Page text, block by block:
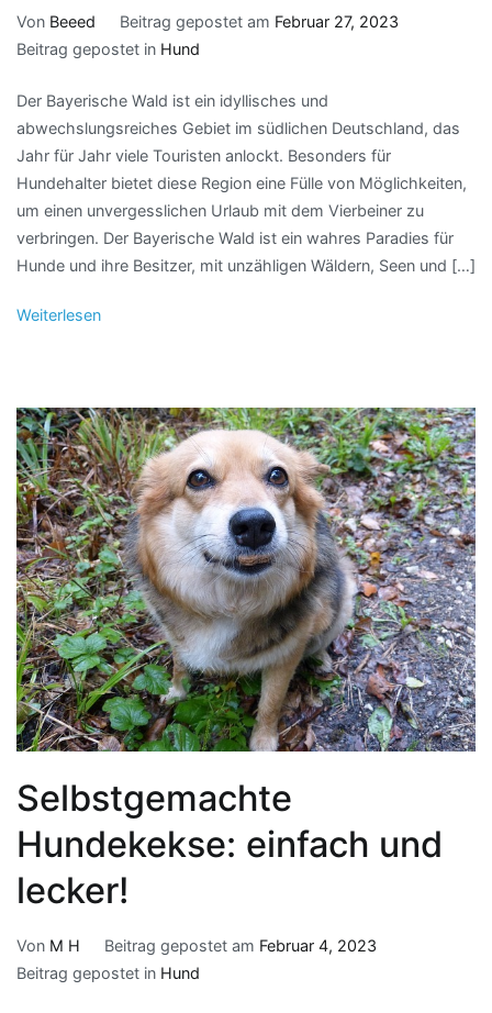
Von Beeed Beitrag gepostet am Februar 27, 2023
Beitrag gepostet in Hund
Der Bayerische Wald ist ein idyllisches und
abwechslungsreiches Gebiet im südlichen Deutschland, das
Jahr für Jahr viele Touristen anlockt. Besonders für
Hundehalter bietet diese Region eine Fülle von Möglichkeiten,
um einen unvergesslichen Urlaub mit dem Vierbeiner zu
verbringen. Der Bayerische Wald ist ein wahres Paradies für
Hunde und ihre Besitzer, mit unzähligen Wäldern, Seen und […]
Weiterlesen
Selbstgemachte
Hundekekse: einfach und
lecker!
Von M H Beitrag gepostet am Februar 4, 2023
Beitrag gepostet in Hund